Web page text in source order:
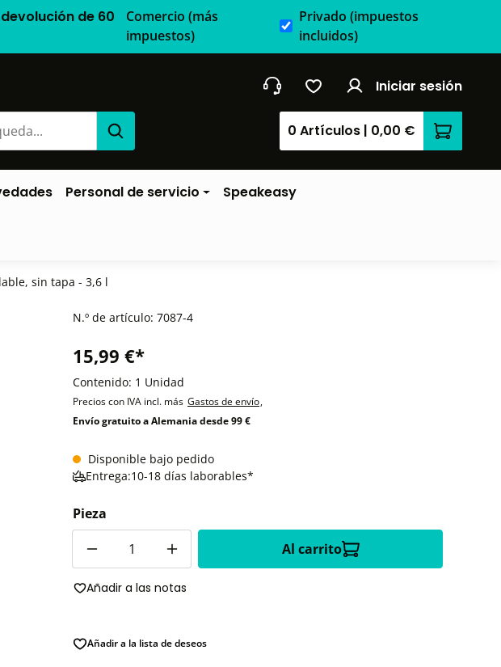
de 60
Comercio (más
impuestos)
Privado (impuestos
incluidos)
Iniciar sesión
0 Artículos | 0,00 € El
Personal de servicio Speakeasy
sin tapa - 3,6 l
N.º de artículo: 7087-4
15,99 €*
Contenido: 1 Unidad
Precios con IVA incl. más Gastos de envío,
Envío gratuito a Alemania desde 99 €
Disponible bajo pedido
Entrega:10-18 días laborables*
Pieza
Al carrito
Añadir a las notas
Añadir a la lista de deseos